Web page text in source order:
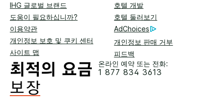
IHG 글로벌 브랜드
호텔 개발
도움이 필요하십니까?
호텔 둘러보기
이용약관
AdChoices
개인정보 보호 및 쿠키 센터
개인정보 판매 거부
사이트 맵
피드백
온라인 예약 또는 전화:
1 877 834 3613